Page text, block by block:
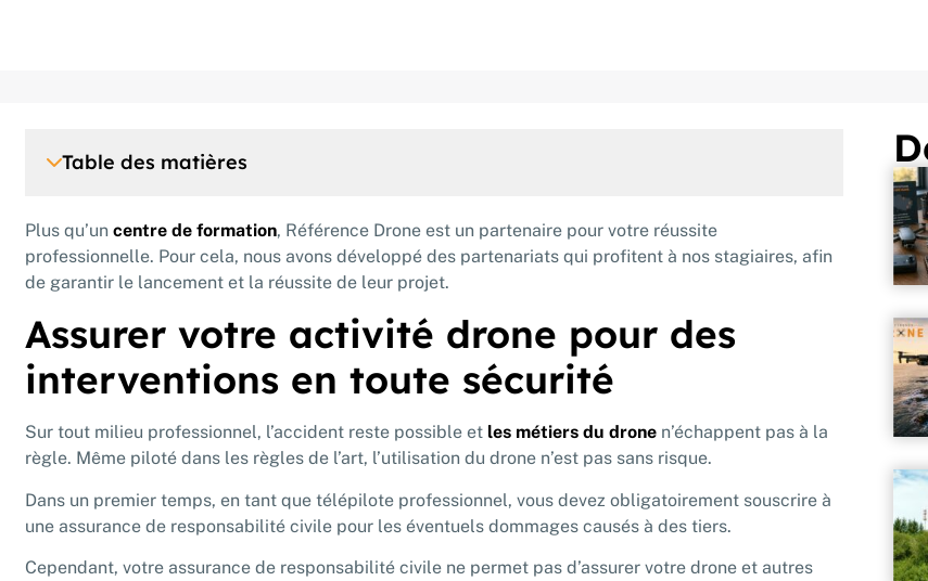
Table des matières
Plus qu’un centre de formation, Référence Drone est un partenaire pour votre réussite
professionnelle. Pour cela, nous avons développé des partenariats qui profitent à nos stagiaires, afin
de garantir le lancement et la réussite de leur projet.
Assurer votre activité drone pour des
interventions en toute sécurité
Sur tout milieu professionnel, l’accident reste possible et les métiers du drone n’échappent pas à la
règle. Même piloté dans les règles de l’art, l’utilisation du drone n’est pas sans risque.
Dans un premier temps, en tant que télépilote professionnel, vous devez obligatoirement souscrire à
une assurance de responsabilité civile pour les éventuels dommages causés à des tiers.
Cependant, votre assurance de responsabilité civile ne permet pas d’assurer votre drone et autres